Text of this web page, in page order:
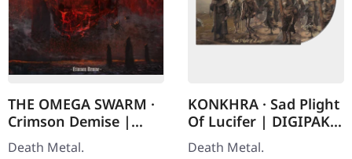
THE OMEGA SWARM ·
Crimson Demise |
DIGIPAK CD
Death Metal.
KONKHRA · Sad Plight
Of Lucifer | DIGIPAK
CD
Death Metal.